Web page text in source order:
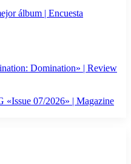
álbum | Encuesta
Domination» | Review
07/2026» | Magazine